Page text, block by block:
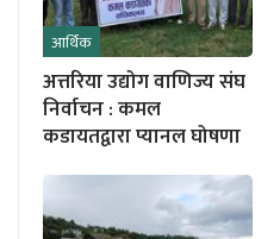
आर्थिक
अत्तरिया उद्योग वाणिज्य संघ
निर्वाचन : कमल
कडायतद्वारा प्यानल घोषणा